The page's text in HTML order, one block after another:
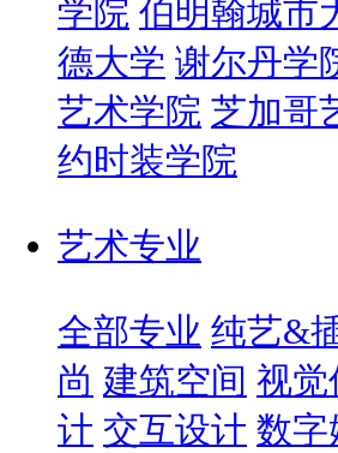
学院 伯明翰城市
德大学 谢尔丹学
艺术学院 芝加哥
约时装学院
艺术专业
全部专业 纯艺&
尚 建筑空间 视觉
计 交互设计 数字